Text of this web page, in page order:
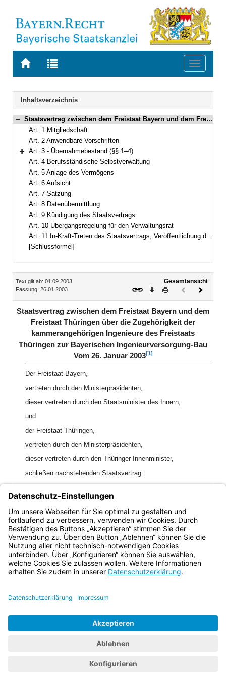
Zur
BAYERN.RECHT
Zur
letzten
Suche
Toggle
Navigation
Inhaltsverzeichnis
Bereich reduzieren
Staatsvertrag zwischen dem Freistaat Bayern und dem Freistaat Thüringen über die Zugehörigkeit der kammerangehörigen Ingenieure des Freistaats Thüringen zur Bayerischen Ingenieurversorgung-Bau Vom 26. Januar 2003 (§§ 1–4)
Art. 1 Mitgliedschaft
Art. 2 Anwendbare Vorschriften
Bereich erweitern
Art. 3 - Übernahmebestand (§§ 1–4)
Art. 4 Berufsständische Selbstverwaltung
Art. 5 Anlage des Vermögens
Art. 6 Aufsicht
Art. 7 Satzung
Art. 8 Datenübermittlung
Art. 9 Kündigung des Staatsvertrags
Art. 10 Übergangsregelung für den Verwaltungsrat
Art. 11 In-Kraft-Treten des Staatsvertrags, Veröffentlichung der anwendbaren Vorschriften
[Schlussformel]
Inhalt
Text gilt ab: 01.09.2003
Fassung: 26.01.2003
Gesamtansicht
Download
DruckenVorheriges
Staatsvertrag zwischen dem Freistaat Bayern und dem
Freistaat Thüringen über die Zugehörigkeit der
kammerangehörigen Ingenieure des Freistaats
Thüringen zur Bayerischen Ingenieurversorgung-Bau
Vom 26. Januar 2003[1]
Der Freistaat Bayern,
vertreten durch den Ministerpräsidenten,
dieser vertreten durch den Staatsminister des Innern,
und
der Freistaat Thüringen,
vertreten durch den Ministerpräsidenten,
dieser vertreten durch den Thüringer Innenminister,
schließen nachstehenden Staatsvertrag:
Der Staatsvertrag wurde veröffentlicht in:
Bayern:
Bek. v. 2.8.2003 (GVBl. S. 520);
Thüringen:G v. 20.5.2003 (GVBl. S. 288).
Bayern.de
BayernPortal
Impressum